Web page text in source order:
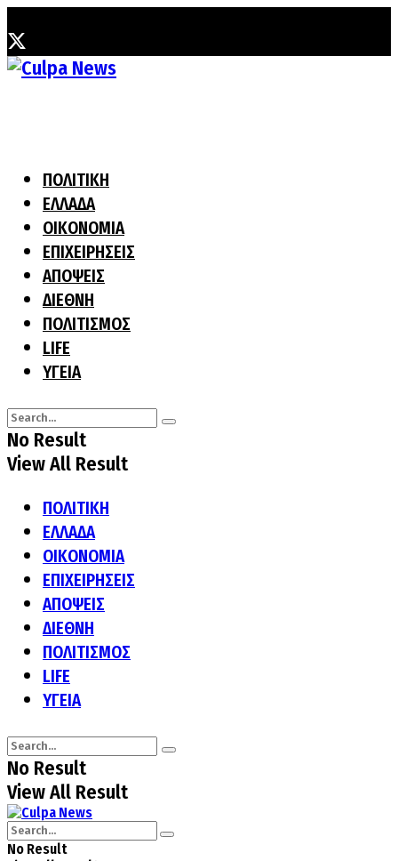
ΠΟΛΙΤΙΚΗ
ΕΛΛΑΔΑ
ΟΙΚΟΝΟΜΙΑ
ΕΠΙΧΕΙΡΗΣΕΙΣ
ΑΠΟΨΕΙΣ
ΔΙΕΘΝΗ
ΠΟΛΙΤΙΣΜΟΣ
LIFE
ΥΓΕΙΑ
No Result
View All Result
ΠΟΛΙΤΙΚΗ
ΕΛΛΑΔΑ
ΟΙΚΟΝΟΜΙΑ
ΕΠΙΧΕΙΡΗΣΕΙΣ
ΑΠΟΨΕΙΣ
ΔΙΕΘΝΗ
ΠΟΛΙΤΙΣΜΟΣ
LIFE
ΥΓΕΙΑ
No Result
View All Result
No Result